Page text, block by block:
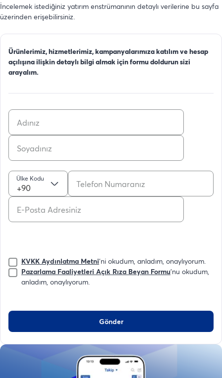
İncelemek istediğiniz yatırım enstrümanının detaylı verilerine bu sayfa
üzerinden erişebilirsiniz.
Ürünlerimiz, hizmetlerimiz, kampanyalarımıza katılım ve hesap
açılışına ilişkin detaylı bilgi almak için formu doldurun sizi
arayalım.
Ülke Kodu
+90
KVKK Aydınlatma Metni'ni okudum, anladım, onaylıyorum.
Pazarlama Faaliyetleri Açık Rıza Beyan Formu'nu okudum,
anladım, onaylıyorum.
Gönder